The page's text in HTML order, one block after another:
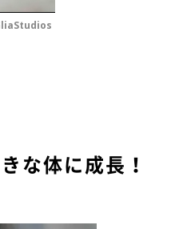
な体に成長！